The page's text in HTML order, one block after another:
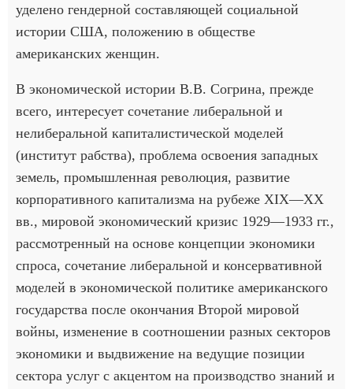
уделено гендерной составляющей социальной
истории США, положению в обществе
американских женщин.
В экономической истории В.В. Согрина, прежде
всего, интересует сочетание либеральной и
нелиберальной капиталистической моделей
(институт рабства), проблема освоения западных
земель, промышленная революция, развитие
корпоративного капитализма на рубеже XIX—ХХ
вв., мировой экономический кризис 1929—1933 гг.,
рассмотренный на основе концепции экономики
спроса, сочетание либеральной и консервативной
моделей в экономической политике американского
государства после окончания Второй мировой
войны, изменение в соотношении разных секторов
экономики и выдвижение на ведущие позиции
сектора услуг с акцентом на производство знаний и